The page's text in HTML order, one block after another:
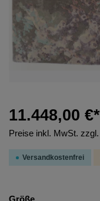
11.448,00 €*
Preise inkl. MwSt.
Versandkostenfrei